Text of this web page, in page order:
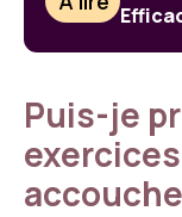
Puis-je